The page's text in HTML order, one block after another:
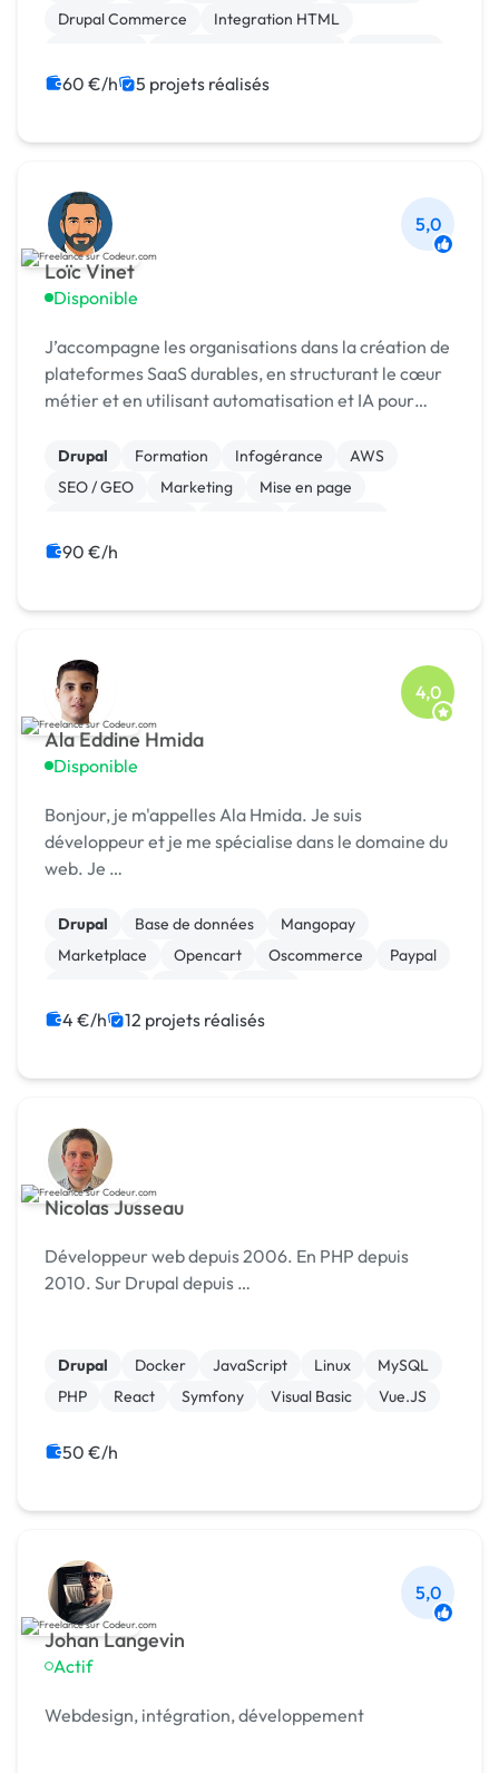
of...
Drupal Commerce
Integration HTML
Bannière
60 €/h 5 projets réalisés
Loïc Vinet
Disponible
5,0
J’accompagne les organisations dans la création de
plateformes SaaS durables, en structurant le cœur
métier et en utilisant automatisation et IA pour
Drupal Formation Infogérance
AWS
SEO / GEO
Marketing
Mise en page
90 €/h
Ala Eddine Hmida
Disponible
4,0
Bonjour, je m'appelles Ala Hmida. Je suis
développeur et je me spécialise dans le domaine du
web. Je …
Drupal Base de données
Mangopay
Marketplace
Opencart Oscommerce
Paypal
4 €/h 12 projets réalisés
Nicolas Jusseau
Développeur web depuis 2006. En PHP depuis
2010. Sur Drupal depuis …
Drupal Docker JavaScript Linux
MySQL
PHP
React Symfony Visual Basic Vue.JS
50 €/h
Johan Langevin
Actif
5,0
Webdesign, intégration, développement